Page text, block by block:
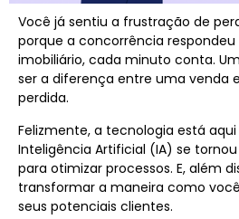
Você já sentiu a frustração de
porque a concorrência
imobiliário, cada minuto conta.
ser a diferença entre uma venda
perdida.
Felizmente, a tecnologia está aqui
Inteligência Artificial (IA) se
para otimizar processos. E, além
transformar a maneira como
seus potenciais clientes.